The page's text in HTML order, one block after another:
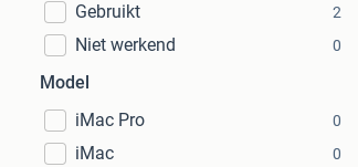
Gebruikt 2
Niet werkend 0
Model
iMac Pro
0
iMac 0